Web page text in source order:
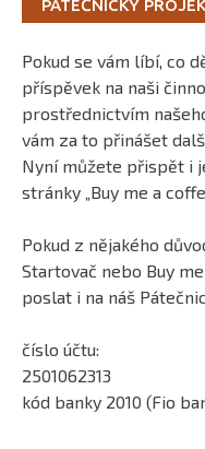
PÁTEČNICKÝ
Pokud se vám líbí, co
příspěvek na naši
prostřednictvím
vám za to přinášet
Nyní můžete přispět i
stránky „Buy me a
Pokud z nějakého
Startovač nebo Buy
poslat i na náš
číslo účtu:
2501062313
kód banky 2010 (Fio